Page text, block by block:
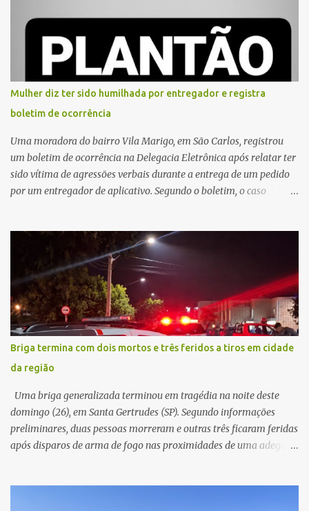
Mulher diz ter sido humilhada por entregador e registra
boletim de ocorrência
Uma moradora do bairro Vila Marigo, em São Carlos, registrou
um boletim de ocorrência na Delegacia Eletrônica após relatar ter
sido vítima de agressões verbais durante a entrega de um pedido
por um entregador de aplicativo. Segundo o boletim, o caso
e, em seguida, passou a gritar em frente ao prédio, chamando a
atenção de moradores e de pessoas que estavam nas
proximidades. Ainda conforme o registro policial, a vítima relatou
que, ao receber a entrega, voltou a ser ofendida com palavras de
baixo calão e insultos. Ela informou à Polícia Civil que mora
sozinha e que se sentiu ameaçada, coagida e humilhada com a
situação. Fonte: São Carlos Agora
Briga termina com dois mortos e três feridos a tiros em cidade
da região
Uma briga generalizada terminou em tragédia na noite deste
domingo (26), em Santa Gertrudes (SP). Segundo informações
preliminares, duas pessoas morreram e outras três ficaram feridas
após disparos de arma de fogo nas proximidades de uma adega. O